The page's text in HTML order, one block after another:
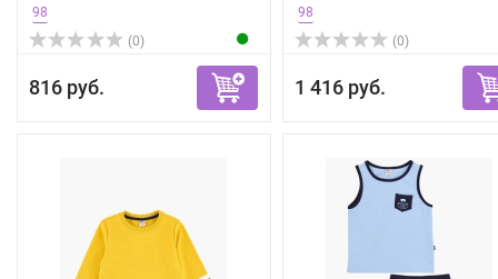
98
(0)
816 руб.
98
(0)
1 416 руб.